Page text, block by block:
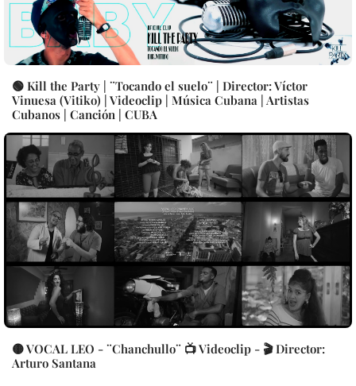
🟢 Kill the Party | ¨Tocando el suelo¨ | Director: Víctor
Vinuesa (Vitiko) | Videoclip | Música Cubana | Artistas
Cubanos | Canción | CUBA
🟡 VOCAL LEO - ¨Chanchullo¨ 📺 Videoclip - 🎬 Director:
Arturo Santana